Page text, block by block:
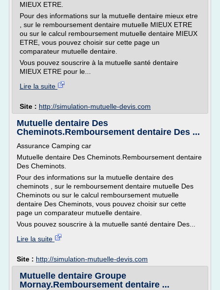
MIEUX ETRE.
Pour des informations sur la mutuelle dentaire mieux etre
, sur le remboursement dentaire mutuelle MIEUX ETRE
ou sur le calcul remboursement mutuelle dentaire MIEUX
ETRE, vous pouvez choisir sur cette page un
comparateur mutuelle dentaire.
Vous pouvez souscrire à la mutuelle santé dentaire
MIEUX ETRE pour le...
Lire la suite
Site : http://simulation-mutuelle-devis.com
Mutuelle dentaire Des
Cheminots.Remboursement dentaire Des ...
Assurance Camping car
Mutuelle dentaire Des Cheminots.Remboursement dentaire
Des Cheminots.
Pour des informations sur la mutuelle dentaire des
cheminots , sur le remboursement dentaire mutuelle Des
Cheminots ou sur le calcul remboursement mutuelle
dentaire Des Cheminots, vous pouvez choisir sur cette
page un comparateur mutuelle dentaire.
Vous pouvez souscrire à la mutuelle santé dentaire Des...
Lire la suite
Site : http://simulation-mutuelle-devis.com
Mutuelle dentaire Groupe
Mornay.Remboursement dentaire ...